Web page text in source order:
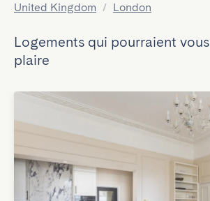
United Kingdom / London
Logements qui pourraient vous
plaire